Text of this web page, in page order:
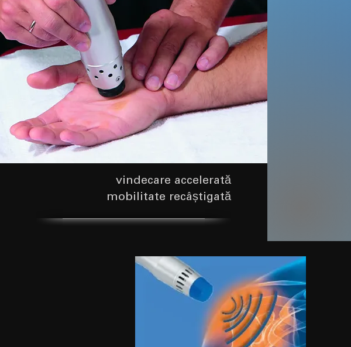
vindecare accelerată
mobilitate recâștigată